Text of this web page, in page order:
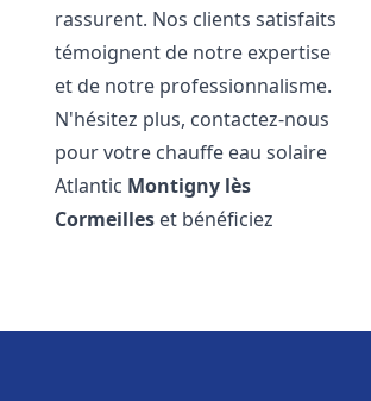
rassurent. Nos clients satisfaits
témoignent de notre expertise
et de notre professionnalisme.
N'hésitez plus, contactez-nous
pour votre chauffe eau solaire
Atlantic Montigny lès
Cormeilles et bénéficiez